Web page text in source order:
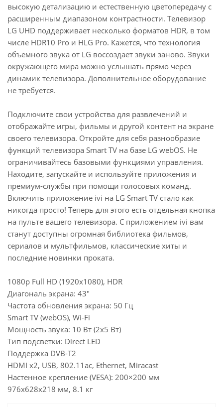
высокую детализацию и естественную цветопередачу с
расширенным диапазоном контрастности. Телевизор
LG UHD поддерживает несколько форматов HDR, в том
числе HDR10 Pro и HLG Pro. Кажется, что технология
объемного звука от LG воссоздает звуки заново. Звуки
окружающего мира можно услышать прямо через
динамик телевизора. Дополнительное оборудование
не требуется.
Подключите свои устройства для развлечений и
отображайте игры, фильмы и другой контент на экране
своего телевизора. Откройте для себя разнообразие
функций телевизора Smart TV на базе LG webOS. Не
ограничивайтесь базовыми функциями управления.
Находите, запускайте и используйте приложения и
премиум-службы при помощи голосовых команд.
Включить приложение ivi на LG Smart TV стало как
никогда просто! Теперь для этого есть отдельная кнопка
на пульте вашего телевизора. С приложением ivi вам
станут доступны огромная библиотека фильмов,
сериалов и мультфильмов, классические хиты и
последние новинки проката.
1080p Full HD (1920x1080), HDR
Диагональ экрана: 43"
Частота обновления экрана: 50 Гц
Smart TV (webOS), Wi-Fi
Мощность звука: 10 Вт (2х5 Вт)
Тип подсветки: Direct LED
Поддержка DVB-T2
HDMI x2, USB, 802.11ac, Ethernet, Miracast
Настенное крепление (VESA): 200×200 мм
976x628x218 мм, 8.1 кг